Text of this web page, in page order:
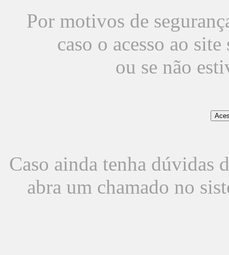
Por motivos de
caso o acesso ao
ou se não
Caso ainda tenha dúvidas
abra um chamado no